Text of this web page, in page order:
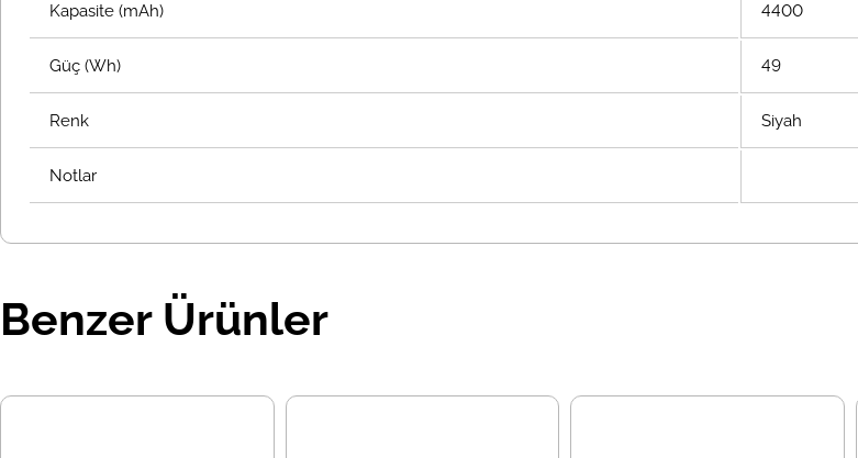
Kapasite (mAh) 4400
Güç (Wh) 49
Renk Siyah
Notlar
Benzer Ürünler